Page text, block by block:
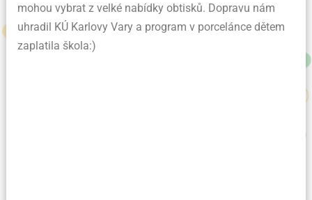
mohou vybrat z velké nabídky obtisků. Dopravu nám
uhradil KÚ Karlovy Vary a program v porcelánce dětem
zaplatila škola:)